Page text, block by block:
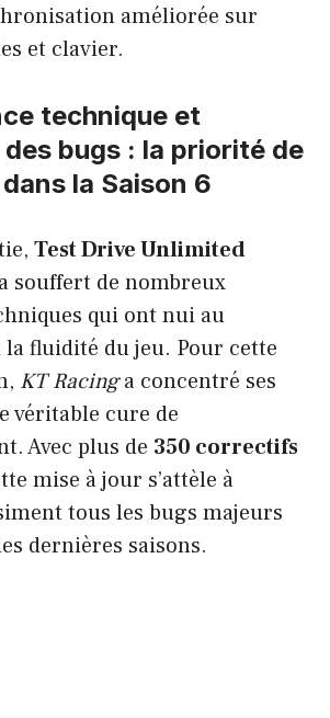
améliorée sur
et clavier.
technique et
bugs : la priorité de
la Saison 6
Test Drive Unlimited
a souffert de nombreux
qui ont nui au
la fluidité du jeu. Pour cette
KT Racinga concentré ses
véritable cure de
Avec plus de 350 correctifs
mise à jour s’attèle à
tous les bugs majeurs
dernières saisons.